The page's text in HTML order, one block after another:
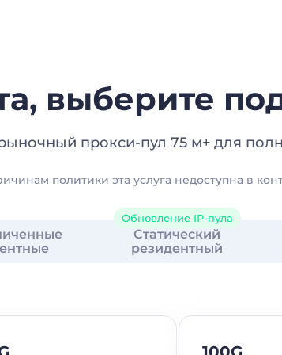
цен на рынке
гео-мишень
выберите
прокси-пул 75 м+ для
политики эта услуга недоступна в
Статический
резидентный
Обновление IP-пула